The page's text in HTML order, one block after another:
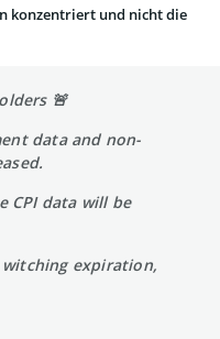
konzentriert und nicht die
🚨
data and non-
CPI data will be
witching expiration,